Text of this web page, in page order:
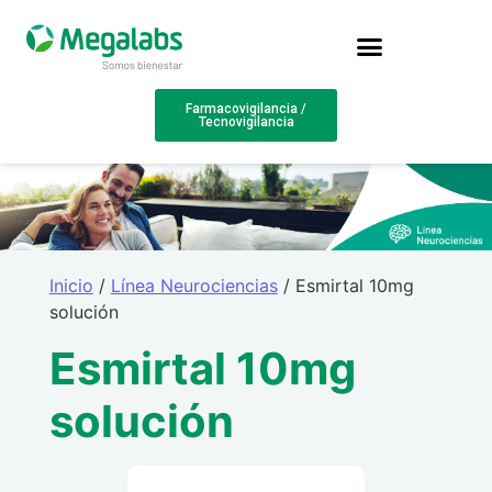
Farmacovigilancia /
Tecnovigilancia
Inicio / Línea Neurociencias/ Esmirtal 10mg
solución
Esmirtal 10mg
solución